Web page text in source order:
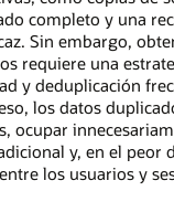
completo y una
Sin embargo,
requiere una
y deduplicación
los datos
ocupar
y, en el peor
los usuarios y